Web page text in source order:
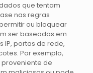
que tentam
nas regras
ou bloquear
ser baseadas em
IP, portas de rede,
Por exemplo,
de